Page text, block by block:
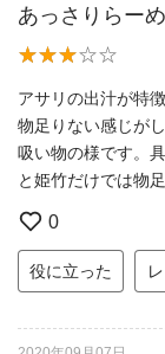
あっさりらー
アサリの出汁が特
物足りない感じが
吸い物の様です。
と姫竹だけでは物
0
役に立った